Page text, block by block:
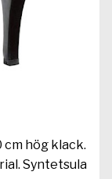
cm hög klack.
Syntetsula